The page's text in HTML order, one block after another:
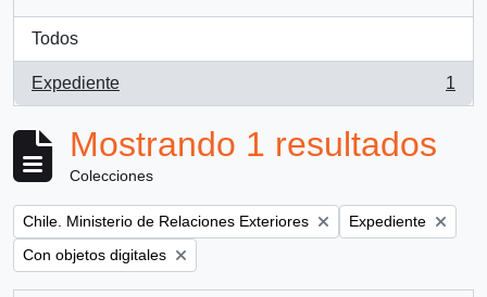
Todos
Expediente
, 1 resultados
1
Mostrando 1 resultados
Colecciones
Remove filter:
Chile. Ministerio de Relaciones Exteriores Remove filter:
Expediente
Remove filter:
Con objetos digitales